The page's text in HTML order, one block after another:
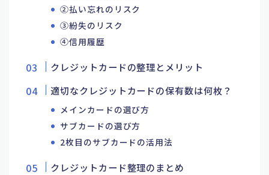
②払い忘れのリスク
③紛失のリスク
④信用履歴
クレジットカードの整理とメリット
適切なクレジットカードの保有数は何枚？
メインカードの選び方
サブカードの選び方
2枚目のサブカードの活用法
クレジットカード整理のまとめ